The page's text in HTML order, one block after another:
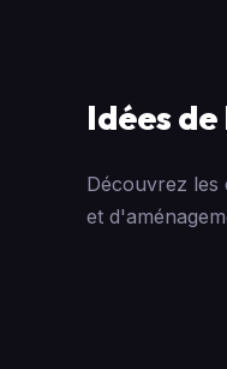
Idées
Découvrez les
et